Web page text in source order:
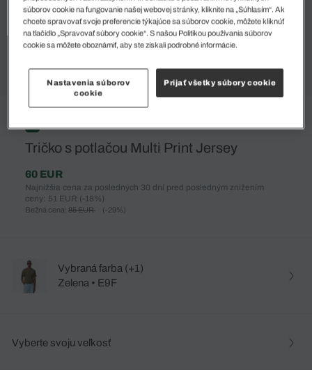
%
Tričko s potlačou Multi Print Jersey
60 EUR
Najnižšia cena za posledných 30 dní pred posledným znížením
ceny: 51 EUR (-18%)
Bežná cena: 85 EUR (-29%)
Vybraná farba (+1)
Zelena • E9F
Vyberte svoju veľkosť
súborov cookie na fungovanie našej webovej stránky, kliknite na „Súhlasím“. Ak
chcete spravovať svoje preferencie týkajúce sa súborov cookie, môžete kliknúť
na tlačidlo „Spravovať súbory cookie“. S našou Politikou používania súborov
cookie sa môžete oboznámiť, aby ste získali podrobné informácie.
Nastavenia súborov
cookie
Prijať všetky súbory cookie